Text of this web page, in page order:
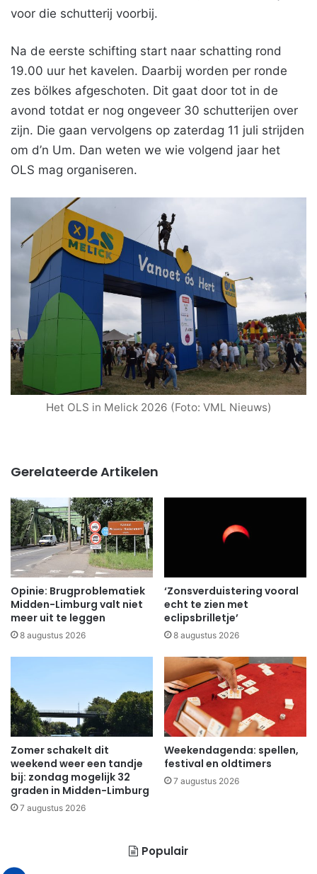
voor die schutterij voorbij.
Na de eerste schifting start naar schatting rond
19.00 uur het kavelen. Daarbij worden per ronde
zes bölkes afgeschoten. Dit gaat door tot in de
avond totdat er nog ongeveer 30 schutterijen over
zijn. Die gaan vervolgens op zaterdag 11 juli strijden
om d’n Um. Dan weten we wie volgend jaar het
OLS mag organiseren.
Het OLS in Melick 2026 (Foto: VML Nieuws)
Gerelateerde Artikelen
Opinie: Brugproblematiek
Midden-Limburg valt niet
meer uit te leggen
8 augustus 2026
‘Zonsverduistering vooral
echt te zien met
eclipsbrilletje’
8 augustus 2026
Zomer schakelt dit
weekend weer een tandje
bij: zondag mogelijk 32
graden in Midden-Limburg
7 augustus 2026
Weekendagenda: spellen,
festival en oldtimers
7 augustus 2026
Populair